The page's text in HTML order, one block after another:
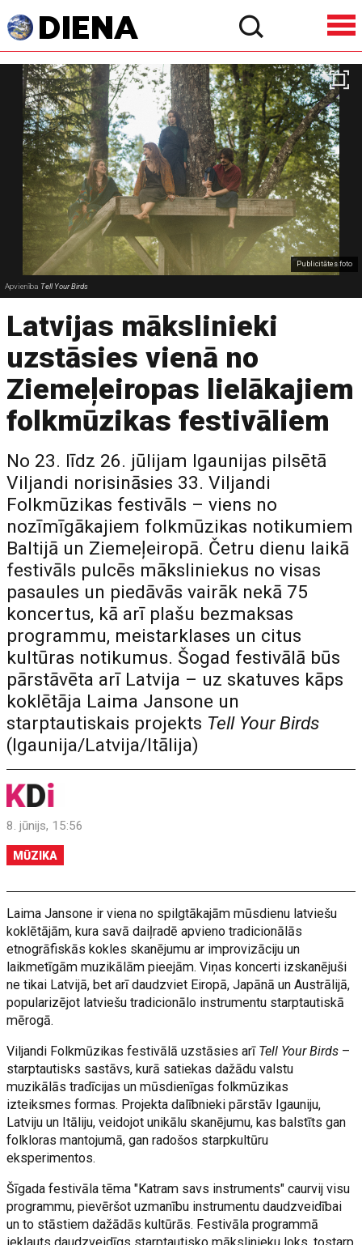
Publicitātes foto
Apvienība Tell Your Birds
Latvijas mākslinieki
uzstāsies vienā no
Ziemeļeiropas lielākajiem
folkmūzikas festivāliem
No 23. līdz 26. jūlijam Igaunijas pilsētā
Viljandi norisināsies 33. Viljandi
Folkmūzikas festivāls – viens no
nozīmīgākajiem folkmūzikas notikumiem
Baltijā un Ziemeļeiropā. Četru dienu laikā
festivāls pulcēs māksliniekus no visas
pasaules un piedāvās vairāk nekā 75
koncertus, kā arī plašu bezmaksas
programmu, meistarklases un citus
kultūras notikumus. Šogad festivālā būs
pārstāvēta arī Latvija – uz skatuves kāps
koklētāja Laima Jansone un
starptautiskais projekts Tell Your Birds
(Igaunija/Latvija/Itālija)
8. jūnijs, 15:56
MŪZIKA
Laima Jansone ir viena no spilgtākajām mūsdienu latviešu
koklētājām, kura savā daiļradē apvieno tradicionālās
etnogrāfiskās kokles skanējumu ar improvizāciju un
laikmetīgām muzikālām pieejām. Viņas koncerti izskanējuši
ne tikai Latvijā, bet arī daudzviet Eiropā, Japānā un Austrālijā,
popularizējot latviešu tradicionālo instrumentu starptautiskā
mērogā.
Viljandi Folkmūzikas festivālā uzstāsies arī Tell Your Birds –
starptautisks sastāvs, kurā satiekas dažādu valstu
muzikālās tradīcijas un mūsdienīgas folkmūzikas
izteiksmes formas. Projekta dalībnieki pārstāv Igauniju,
Latviju un Itāliju, veidojot unikālu skanējumu, kas balstīts gan
folkloras mantojumā, gan radošos starpkultūru
eksperimentos.
Šīgada festivāla tēma "Katram savs instruments" caurvij visu
programmu, pievēršot uzmanību instrumentu daudzveidībai
un to stāstiem dažādās kultūrās. Festivāla programmā